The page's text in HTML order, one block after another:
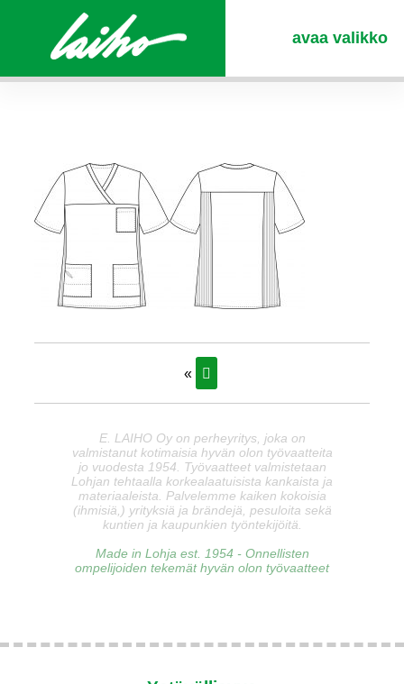
avaa valikko
«
E. LAIHO Oy on perheyritys, joka on
valmistanut kotimaisia hyvän olon työvaatteita
jo vuodesta 1954. Työvaatteet valmistetaan
Lohjan tehtaalla korkealaatuisista kankaista ja
materiaaleista. Palvelemme kaiken kokoisia
(ihmisiä,) yrityksiä ja brändejä, pesuloita sekä
kuntien ja kaupunkien työntekijöitä.
Made in Lohja est. 1954 - Onnellisten
ompelijoiden tekemät hyvän olon työvaatteet